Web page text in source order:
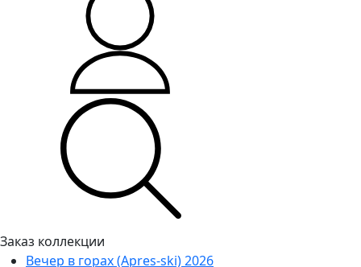
Заказ коллекции
Вечер в горах (Apres-ski) 2026